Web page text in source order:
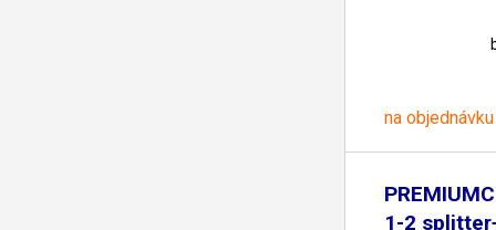
na objednávku
1-2